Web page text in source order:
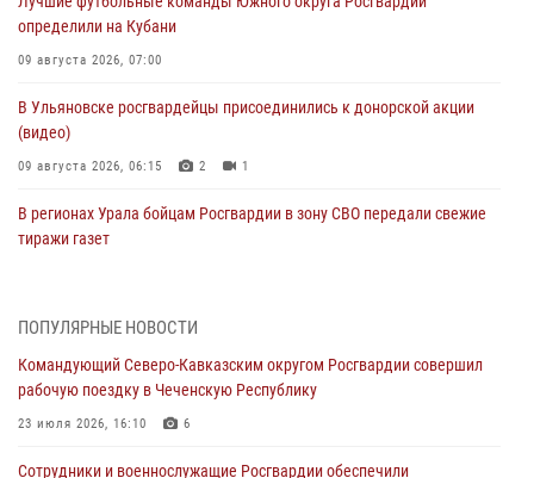
определили на Кубани
09 августа 2026, 07:00
В Ульяновске росгвардейцы присоединились к донорской акции
(видео)
09 августа 2026, 06:15 2 1
В регионах Урала бойцам Росгвардии в зону СВО передали свежие
тиражи газет
Росгвардейцы провели занятие по стрелковой подготовке для
краеведения Луганской Народной Республики
09 августа 2026, 05:00
ПОПУЛЯРНЫЕ НОВОСТИ
Командующий Северо-Кавказским округом Росгвардии совершил
рабочую поездку в Чеченскую Республику
23 июля 2026, 16:10 6
Сотрудники и военнослужащие Росгвардии обеспечили